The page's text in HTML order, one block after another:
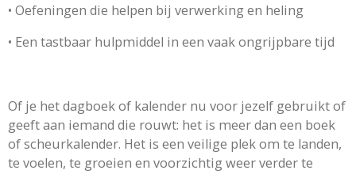
• Oefeningen die helpen bij verwerking en heling
• Een tastbaar hulpmiddel in een vaak ongrijpbare tijd
Of je het dagboek of kalender nu voor jezelf gebruikt of
geeft aan iemand die rouwt: het is meer dan een boek
of scheurkalender. Het is een veilige plek om te landen,
te voelen, te groeien en voorzichtig weer verder te